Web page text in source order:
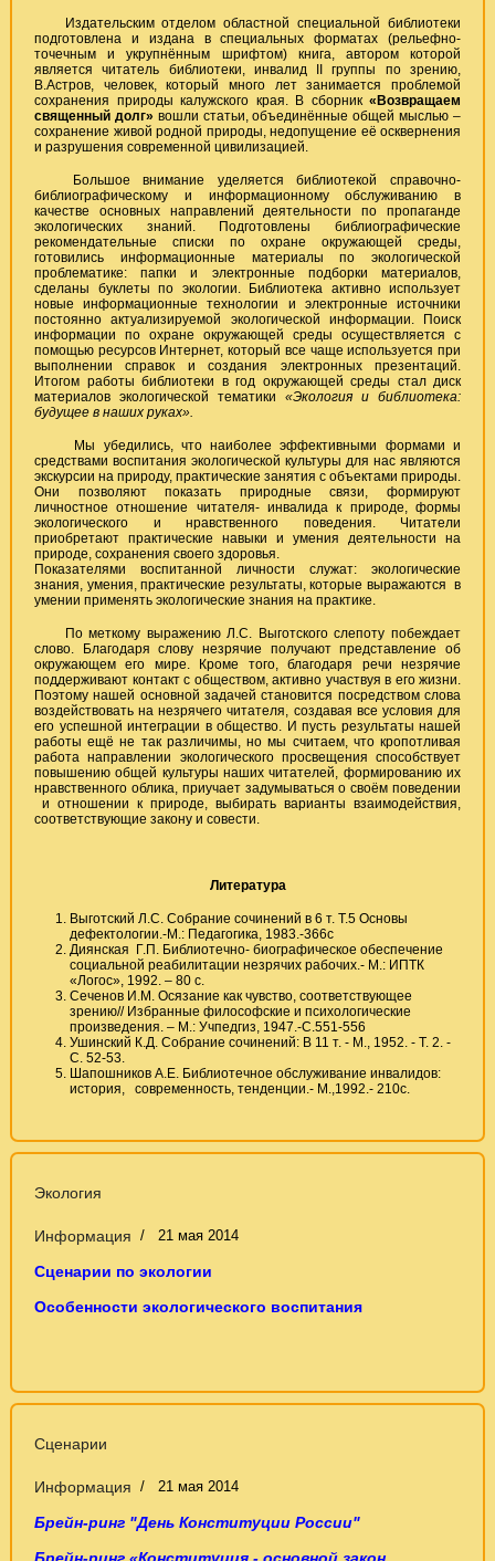
Издательским отделом областной специальной библиотеки
подготовлена и издана в специальных форматах (рельефно-
точечным и укрупнённым шрифтом) книга, автором которой
является читатель библиотеки, инвалид II группы по зрению,
В.Астров, человек, который много лет занимается проблемой
сохранения природы калужского края. В сборник «Возвращаем
священный долг» вошли статьи, объединённые общей мыслью –
сохранение живой родной природы, недопущение её осквернения
и разрушения современной цивилизацией.
Большое внимание уделяется библиотекой справочно-
библиографическому и информационному обслуживанию в
качестве основных направлений деятельности по пропаганде
экологических знаний. Подготовлены библиографические
рекомендательные списки по охране окружающей среды,
готовились информационные материалы по экологической
проблематике: папки и электронные подборки материалов,
сделаны буклеты по экологии. Библиотека активно использует
новые информационные технологии и электронные источники
постоянно актуализируемой экологической информации. Поиск
информации по охране окружающей среды осуществляется с
помощью ресурсов Интернет, который все чаще используется при
выполнении справок и создания электронных презентаций.
Итогом работы библиотеки в год окружающей среды стал диск
материалов экологической тематики «Экология и библиотека:
будущее в наших руках».
Мы убедились, что наиболее эффективными формами и
средствами воспитания экологической культуры для нас являются
экскурсии на природу, практические занятия с объектами природы.
Они позволяют показать природные связи, формируют
личностное отношение читателя- инвалида к природе, формы
экологического и нравственного поведения. Читатели
приобретают практические навыки и умения деятельности на
природе, сохранения своего здоровья.
Показателями воспитанной личности служат: экологические
знания, умения, практические результаты, которые выражаются в
умении применять экологические знания на практике.
По меткому выражению Л.С. Выготского слепоту побеждает
слово. Благодаря слову незрячие получают представление об
окружающем его мире. Кроме того, благодаря речи незрячие
поддерживают контакт с обществом, активно участвуя в его жизни.
Поэтому нашей основной задачей становится посредством слова
воздействовать на незрячего читателя, создавая все условия для
его успешной интеграции в общество. И пусть результаты нашей
работы ещё не так различимы, но мы считаем, что кропотливая
работа направлении экологического просвещения способствует
повышению общей культуры наших читателей, формированию их
нравственного облика, приучает задумываться о своём поведении
и отношении к природе, выбирать варианты взаимодействия,
соответствующие закону и совести.
Литература
Выготский Л.С. Собрание сочинений в 6 т. Т.5 Основы
дефектологии.-М.: Педагогика, 1983.-366с
Диянская Г.П. Библиотечно- биографическое обеспечение
социальной реабилитации незрячих рабочих.- М.: ИПТК
«Логос», 1992. – 80 с.
Сеченов И.М. Осязание как чувство, соответствующее
зрению// Избранные философские и психологические
произведения. – М.: Учпедгиз, 1947.-С.551-556
Ушинский К.Д. Собрание сочинений: В 11 т. - М., 1952. - Т. 2. -
С. 52-53.
Шапошников А.Е. Библиотечное обслуживание инвалидов:
история, современность, тенденции.- М.,1992.- 210с.
Экология
Информация 21 мая 2014
Сценарии по экологии
Особенности экологического воспитания
Сценарии
Информация 21 мая 2014
Брейн-ринг "День Конституции России"